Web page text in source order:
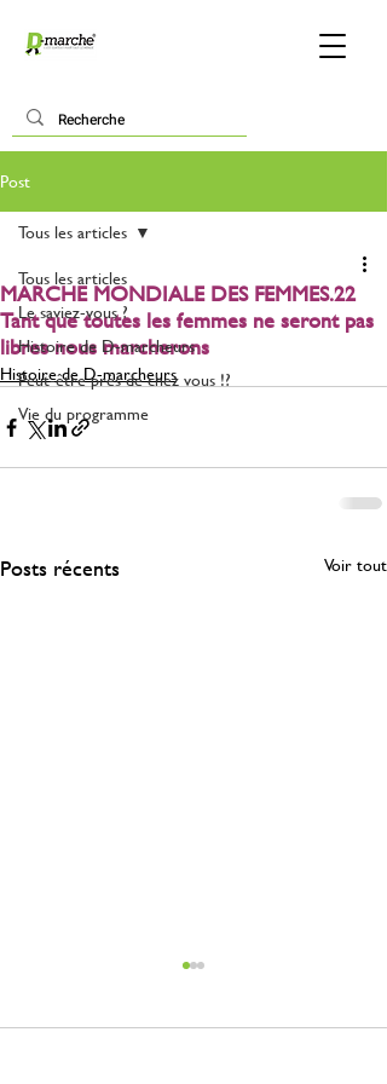
Post
Tous les articles
Le saviez-vous ?
Histoire de D-marcheurs
Peut-être près de chez vous !?
Vie du programme
Tous les articles
MARCHE MONDIALE DES FEMMES.22
Tant que toutes les femmes ne seront pas
libres nous marcherons
Histoire de D-marcheurs
Posts récents Voir tout